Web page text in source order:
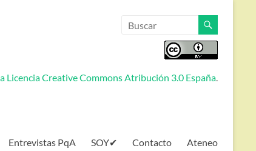
Licencia Creative Commons Atribución 3.0 España.
Entrevistas PqA SOY✔ Contacto Ateneo